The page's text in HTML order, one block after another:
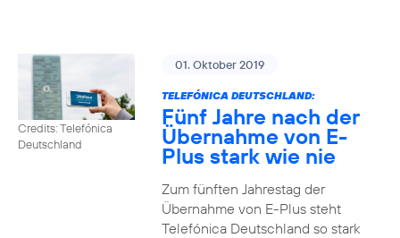
Credits: Telefónica
Deutschland
01. Oktober 2019
TELEFÓNICA DEUTSCHLAND:
Fünf Jahre nach der
Übernahme von E-
Plus stark wie nie
Zum fünften Jahrestag der
Übernahme von E-Plus steht
Telefónica Deutschland so stark